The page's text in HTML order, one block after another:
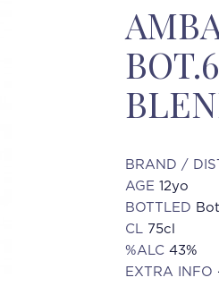
BRAND /
AGE 12yo
BOTTLED
CL 75cl
%ALC 43%
EXTRA INFO